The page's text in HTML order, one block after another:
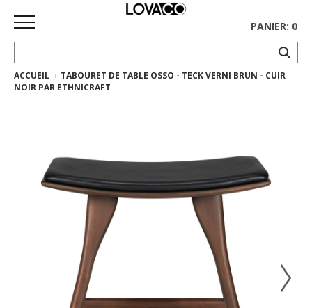
ACCUEIL
complète
Collection
Ethnicraft
Collection
PANIER: 0
ACCUEIL
TABOURET DE TABLE OSSO - TECK VERNI BRUN - CUIR
NOIR PAR ETHNICRAFT